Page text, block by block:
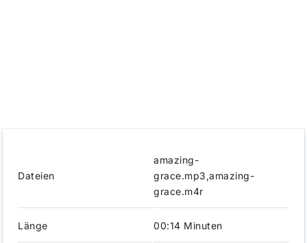
Dateien
amazing-
grace.mp3,amazing-
grace.m4r
Länge 00:14 Minuten